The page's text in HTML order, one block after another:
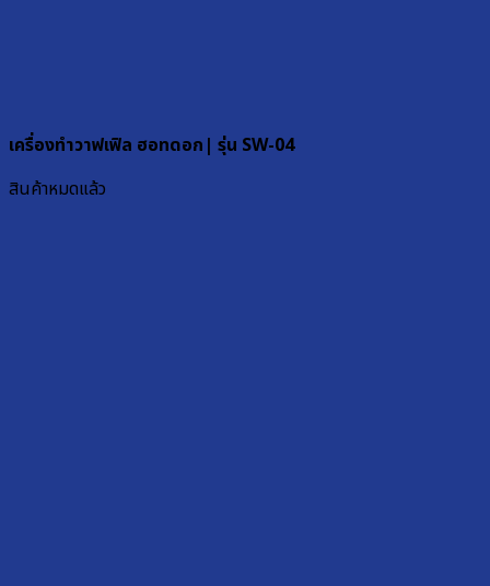
เครื่องทำวาฟเฟิล ฮอทดอก| รุ่น SW-04
สินค้าหมดแล้ว